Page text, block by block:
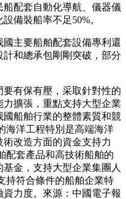
配套自動化導航、儀器儀
備裝船率不足50%。
主要船舶配套設備專利還
和總承包剛剛突破，部分
有保有壓，采取針對性的
擴張，重點支持大型企業
船舶行業的整體素質和競
海洋工程特別是高端海洋
改造方面的資金支持力
配套產品和高技術船舶的
金，支持大型企業集團人
持符合條件的船舶企業特
力度。來源：中國電子報